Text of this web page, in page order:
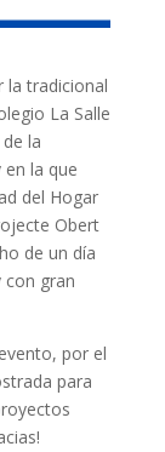
la tradicional
La Salle
la
la que
del Hogar
Obert
de un día
gran
por el
para